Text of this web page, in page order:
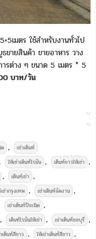
เมตร ใช้สำหรับงานทั่วไป
ขายสินค้า ขายอาหาร วาง
ารต่าง ๆ ขนาด 5 เมตร * 5
บาท/วัน
, เช่าเต็นท์
, ให้เช่าเต็นท์โรมัน , เต็นท์ขาวให้เช่า ,
, เต็นท์เช่า ,
ช่ากรุงเทพ , เช่าเต็นท์จัดงาน ,
เช่าเต็นท์ปิระมิด ,
, เต็นท์โรมันให้เช่า , เช่าเต็นท์ชลบุรี ,
เต็นท์สีขาว , ให้เช่าเต็นท์สีขาว ,